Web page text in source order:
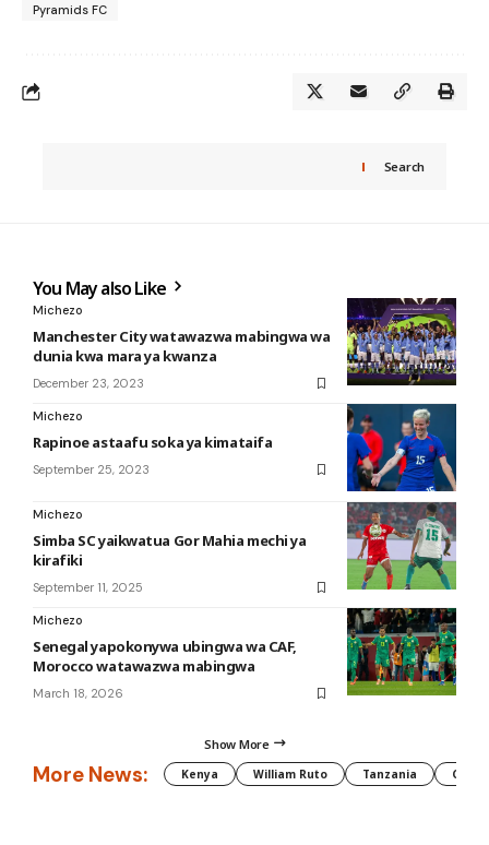
Pyramids FC
Search
You May also Like
Michezo
Manchester City watawazwa mabingwa wa
dunia kwa mara ya kwanza
December 23, 2023
Michezo
Rapinoe astaafu soka ya kimataifa
September 25, 2023
Michezo
Simba SC yaikwatua Gor Mahia mechi ya
kirafiki
September 11, 2025
Michezo
Senegal yapokonywa ubingwa wa CAF,
Morocco watawazwa mabingwa
March 18, 2026
Show More
More News: Kenya William Ruto Tanzania CAF